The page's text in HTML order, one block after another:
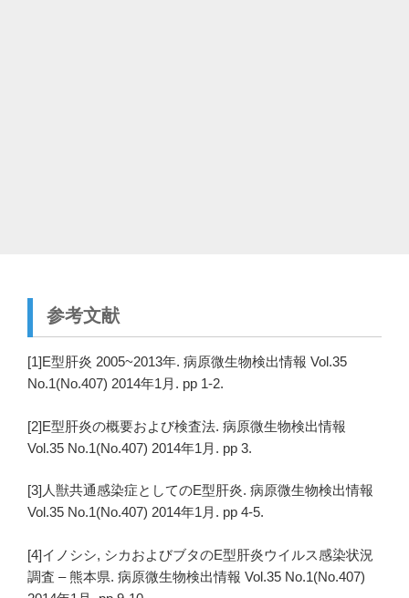
参考文献
[1]E型肝炎 2005~2013年. 病原微生物検出情報 Vol.35
No.1(No.407) 2014年1月. pp 1-2.
[2]E型肝炎の概要および検査法. 病原微生物検出情報
Vol.35 No.1(No.407) 2014年1月. pp 3.
[3]人獣共通感染症としてのE型肝炎. 病原微生物検出情報
Vol.35 No.1(No.407) 2014年1月. pp 4-5.
[4]イノシシ, シカおよびブタのE型肝炎ウイルス感染状況
調査 – 熊本県. 病原微生物検出情報 Vol.35 No.1(No.407)